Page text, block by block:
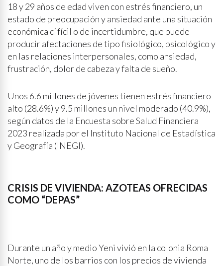
18 y 29 años de edad viven con estrés financiero, un
estado de preocupación y ansiedad ante una situación
económica difícil o de incertidumbre, que puede
producir afectaciones de tipo fisiológico, psicológico y
en las relaciones interpersonales, como ansiedad,
frustración, dolor de cabeza y falta de sueño.
Unos 6.6 millones de jóvenes tienen estrés financiero
alto (28.6%) y 9.5 millones un nivel moderado (40.9%),
según datos de la Encuesta sobre Salud Financiera
2023 realizada por el Instituto Nacional de Estadística
y Geografía (INEGI).
CRISIS DE VIVIENDA: AZOTEAS OFRECIDAS
COMO “DEPAS”
Durante un año y medio Yeni vivió en la colonia Roma
Norte, uno de los barrios con los precios de vivienda